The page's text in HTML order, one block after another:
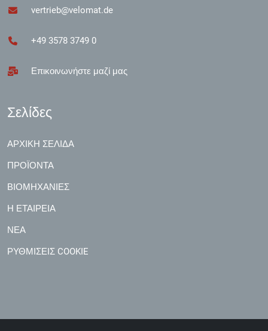
vertrieb@velomat.de
+49 3578 3749 0
Επικοινωνήστε μαζί μας
Σελίδες
ΑΡΧΙΚΉ ΣΕΛΊΔΑ
ΠΡΟΪΌΝΤΑ
ΒΙΟΜΗΧΑΝΊΕΣ
Η ΕΤΑΙΡΕΊΑ
ΝΈΑ
ΡΥΘΜΊΣΕΙΣ COOKIE